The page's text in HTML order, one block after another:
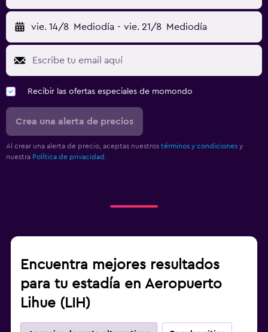
vie. 14/8 Mediodía - vie. 21/8 Mediodía
Recibir las ofertas especiales de momondo
Crea una alerta de precios
Al crear una alerta de precio, aceptas nuestros términos y condiciones y
nuestra Política de privacidad.
Encuentra mejores resultados
para tu estadía en Aeropuerto
Lihue (LIH)